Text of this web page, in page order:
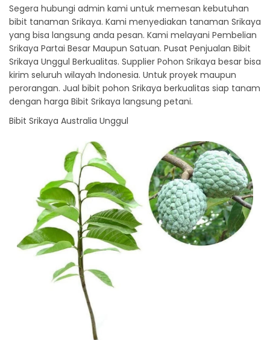
Segera hubungi admin kami untuk memesan kebutuhan
bibit tanaman Srikaya. Kami menyediakan tanaman Srikaya
yang bisa langsung anda pesan. Kami melayani Pembelian
Srikaya Partai Besar Maupun Satuan. Pusat Penjualan Bibit
Srikaya Unggul Berkualitas. Supplier Pohon Srikaya besar bisa
kirim seluruh wilayah Indonesia. Untuk proyek maupun
perorangan. Jual bibit pohon Srikaya berkualitas siap tanam
dengan harga Bibit Srikaya langsung petani.
Bibit Srikaya Australia Unggul